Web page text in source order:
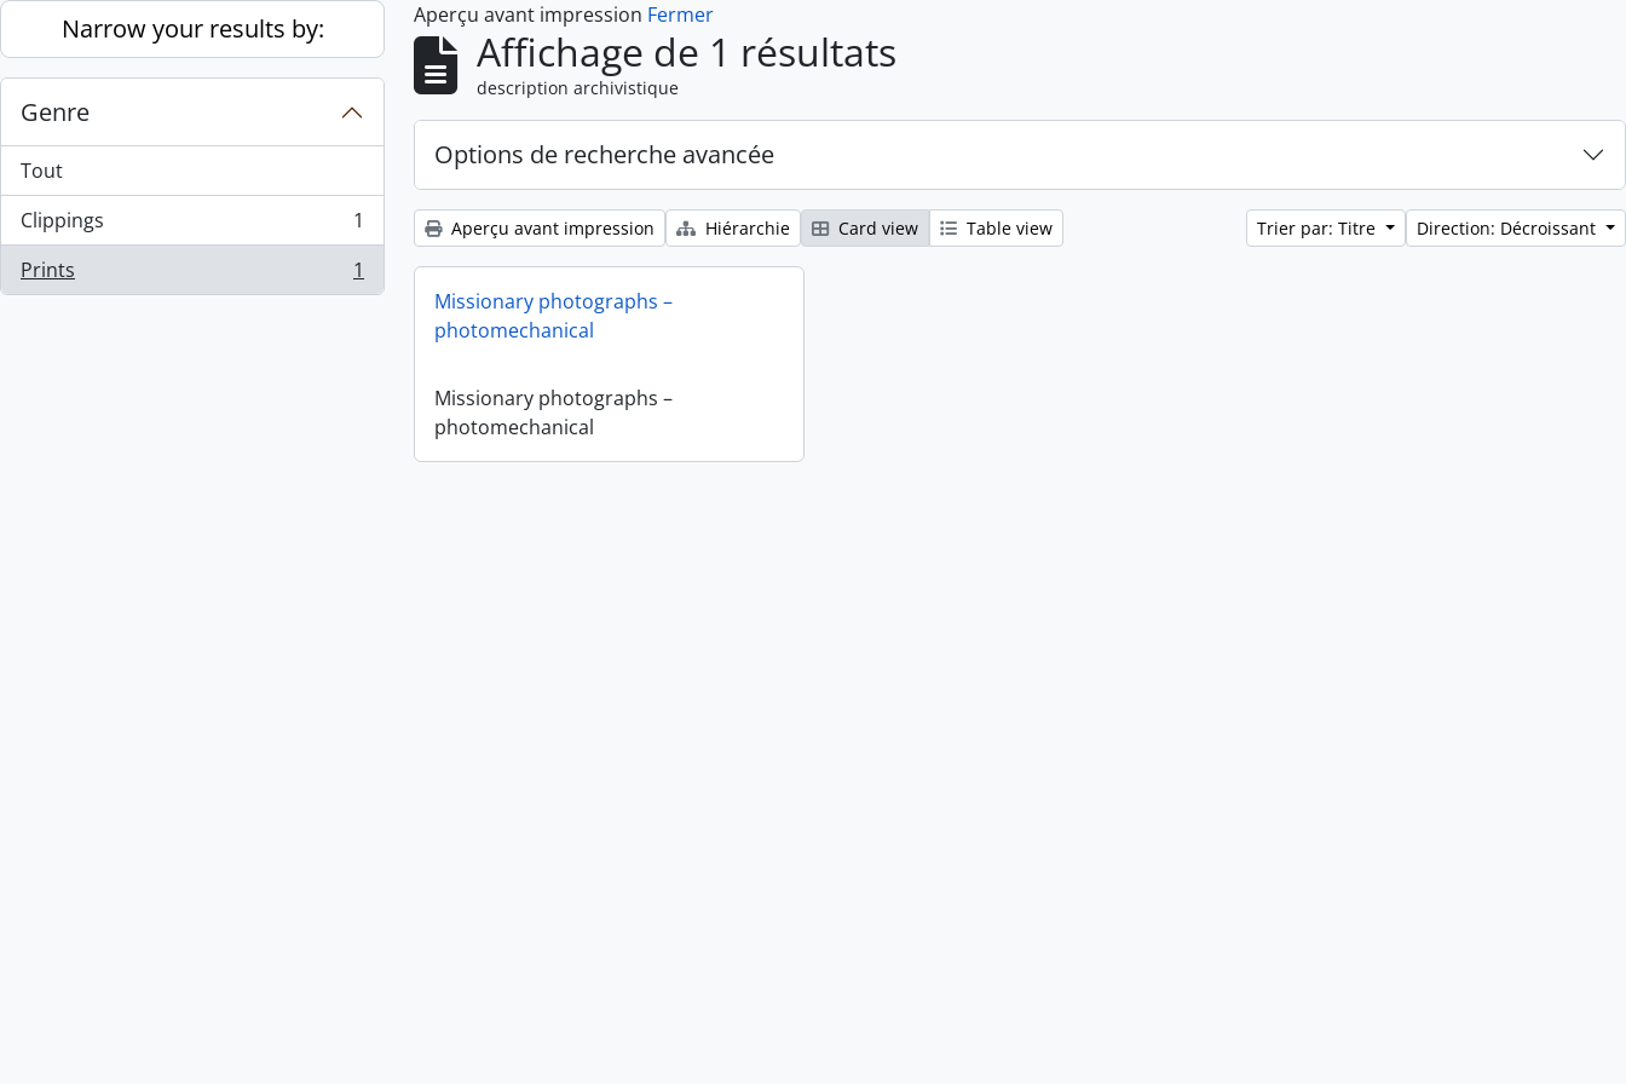
Skip to main content
Narrow your results by:
Genre
Tout
Clippings
, 1 résultats
1
Prints
, 1 résultats 1
Aperçu avant impression Fermer
Affichage de 1 résultats
description archivistique
Options de recherche avancée
Aperçu avant impression Hiérarchie Card view Table view Trier par: Titre Direction: Décroissant
Missionary photographs –
photomechanical
Missionary photographs –
photomechanical